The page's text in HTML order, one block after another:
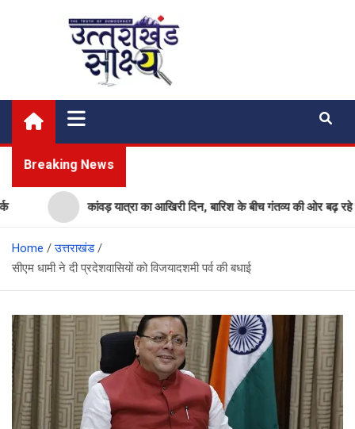
Uttarakhand Shakshya
My News Portal
Breaking News
कांवड़ यात्रा का आखिरी दिन, बारिश के बीच गंतव्य की ओर बढ़ रहे
Home
उत्तराखंड
सीएम धामी ने दी प्रदेशवासियों को विजयादशमी पर्व की बधाई